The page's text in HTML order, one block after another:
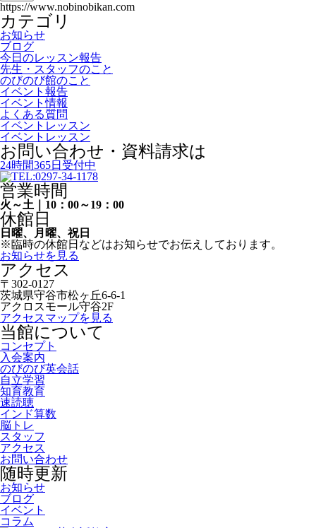
https://www.nobinobikan.com
カテゴリ
お知らせ
ブログ
今日のレッスン報告
先生・スタッフのこと
のびのび館のこと
イベント報告
イベント情報
よくある質問
イベントレッスン
イベントレッスン
お問い合わせ・資料請求は
24時間365日受付中
営業時間
火～土｜10：00～19：00
休館日
日曜、月曜、祝日
※臨時の休館日などはお知らせでお伝えしております。
お知らせを見る
アクセス
〒302-0127
茨城県守谷市松ヶ丘6-6-1
アクロスモール守谷2F
アクセスマップを見る
当館について
コンセプト
入会案内
のびのび英会話
自立学習
知育教育
速読聴
インド算数
脳トレ
スタッフ
アクセス
お問い合わせ
随時更新
お知らせ
ブログ
イベント
コラム